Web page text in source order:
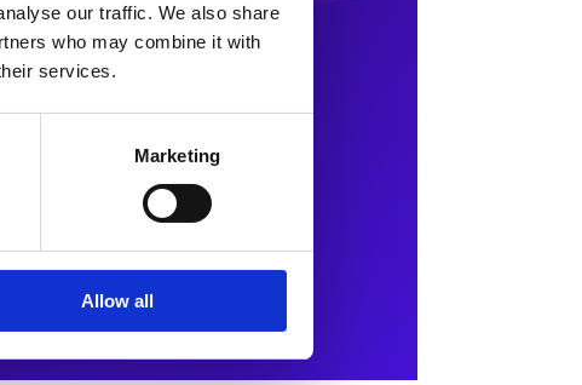
our traffic. We also share
who may combine it with
services.
Marketing
Allow all